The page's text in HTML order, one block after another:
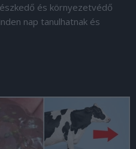
és környezetvédő
nap tanulhatnak és